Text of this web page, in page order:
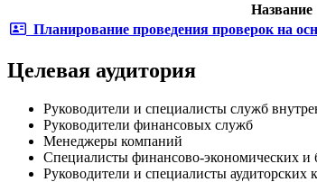
Название
Планирование проведения проверок на
Целевая аудитория
Руководители и специалисты служб
Руководители финансовых служб
Менеджеры компаний
Специалисты финансово-экономических и
Руководители и специалисты аудиторских